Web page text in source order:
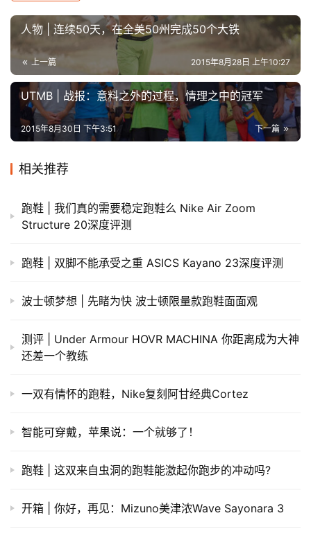
人物 | 连续50天，在全美50州完成50个大铁
上一篇 2015年8月28日 上午10:27
UTMB | 战报：意料之外的过程，情理之中的冠军
下一篇
2015年8月30日 下午3:51
相关推荐
跑鞋 | 我们真的需要稳定跑鞋么 Nike Air Zoom
Structure 20深度评测
跑鞋 | 双脚不能承受之重 ASICS Kayano 23深度评测
波士顿梦想 | 先睹为快 波士顿限量款跑鞋面面观
测评 | Under Armour HOVR MACHINA 你距离成为大神
还差一个教练
​一双有情怀的跑鞋，Nike复刻阿甘经典Cortez
智能可穿戴，苹果说：一个就够了！
跑鞋 | 这双来自虫洞的跑鞋能激起你跑步的冲动吗?
开箱 | 你好，再见：Mizuno美津浓Wave Sayonara 3